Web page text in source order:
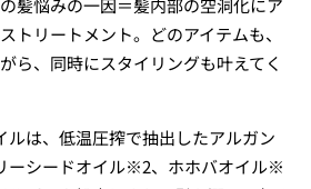
髪悩みの一因＝髪内部の空洞化にア
トリートメント。どのアイテムも、
ら、同時にスタイリングも叶えてく
ルは、低温圧搾で抽出したアルガン
ーシードオイル※2、ホホバオイル※